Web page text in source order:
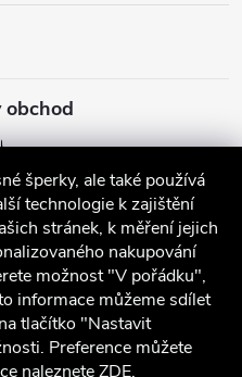
šperky, ale také používá
technologie k zajištění
stránek, k měření jejich
nakupování
možnost "V pořádku",
informace můžeme sdílet
tlačítko "Nastavit
Preference můžete
nalezneteZDE.
obchod